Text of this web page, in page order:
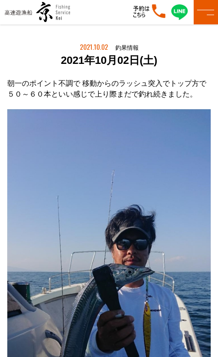
2021.10.02 釣果情報
2021年10月02日(土)
朝一のポイント不調で 移動からのラッシュ突入でトップ方で
５０～６０本といい感じで上り際まだで釣れ続きました。